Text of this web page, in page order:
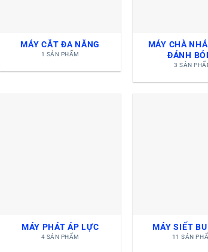
MÁY CẮT ĐA NĂNG
1 SẢN PHẨM
MÁY CHÀ
ĐÁNH
3 SẢN
MÁY PHÁT ÁP LỰC
4 SẢN PHẨM
MÁY SIẾT
11 SẢN